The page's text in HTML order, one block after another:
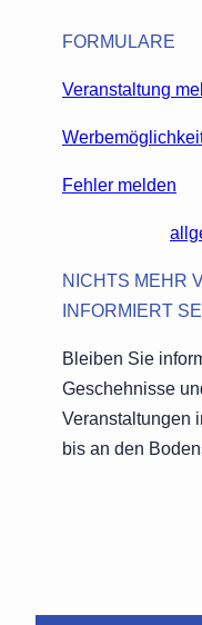
FORMULARE
Veranstaltung
Fehler melden
NICHTS MEHR
INFORMIERT
Bleiben Sie
Geschehnisse
Veranstaltungen
bis an den